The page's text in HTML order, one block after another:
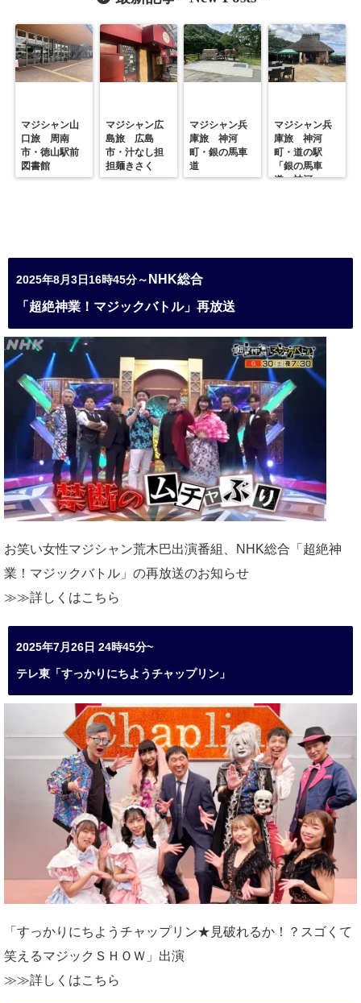
マジシャン山
口旅 周南
市・徳山駅前
図書館
マジシャン広
島旅 広島
市・汁なし担
担麺きさく
マジシャン兵
庫旅 神河
町・銀の馬車
道
マジシャン兵
庫旅 神河
町・道の駅
「銀の馬車
道・神河」
2025年8月3日16時45分～ NHK総合
「超絶神業！マジックバトル」再放送
お笑い女性マジシャン荒木巴出演番組、
NHK総合「超絶神
業！マジックバトル」の再放送のお知らせ
≫≫詳しくはこちら
2025年7月26日 24時45分~
テレ東「すっかりにちようチャップリン」
「すっかりにちようチャップリン★見破れるか！？スゴくて
笑えるマジックＳＨＯＷ」出演
≫≫詳しくはこちら